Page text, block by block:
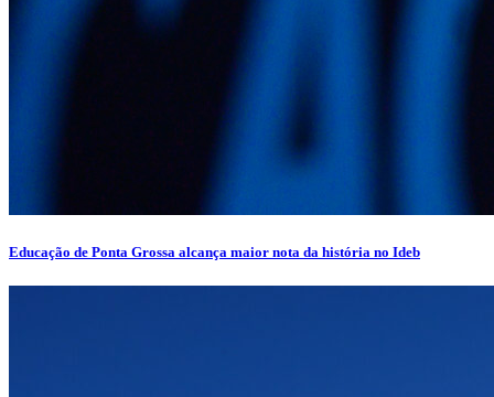
Educação de Ponta Grossa alcança maior nota da história no Ideb